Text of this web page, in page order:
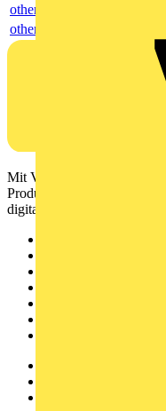
others
others
Mit Voltimum erhalten
Produktinformationen,
digitalen Plattform und